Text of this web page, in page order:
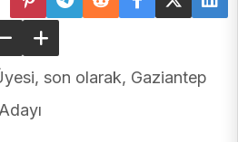
son olarak, Gaziantep